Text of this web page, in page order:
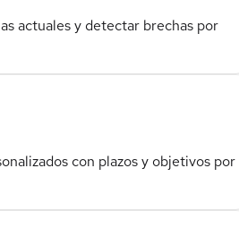
actuales y detectar brechas por
con plazos y objetivos por